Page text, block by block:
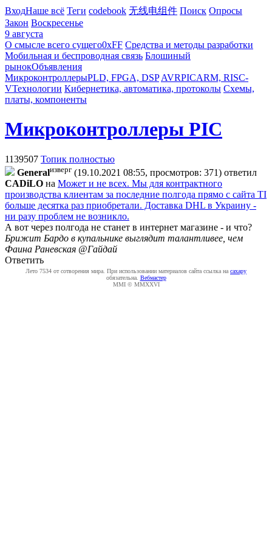
ВходНаше всё Теги codebook 无线电组件 Поиск Опросы
Закон Воскресенье
9 августа
О смысле всего сущего0xFF Средства и методы разработки
Мобильная и беспроводная связь Блошиный
рынокОбъявления
МикроконтроллерыPLD, FPGA, DSP AVRPICARM, RISC-
VТехнологии Кибернетика, автоматика, протоколы Схемы,
платы, компоненты
Микроконтроллеры PIC
1139507 Топик полностью
Generalизверг (19.10.2021 08:55, просмотров: 371) ответил
CADiLO на Может и не всех. Мы для контрактного
производства клиентам за последние полгода прямо с сайта ТI
больше десятка раз приобретали. Доставка DHL в Украину -
ни разу проблем не возникло.
А вот через полгода не станет в интернет магазине - и что?
Брижит Бардо в купальнике выглядит талантливее, чем
Фаина Раневская @Гайдай
Ответить
Лето 7534 от сотворения мира. При использовании материалов сайта ссылка на caxapу
обязательна. Вебмастер
MMI © MMXXVI